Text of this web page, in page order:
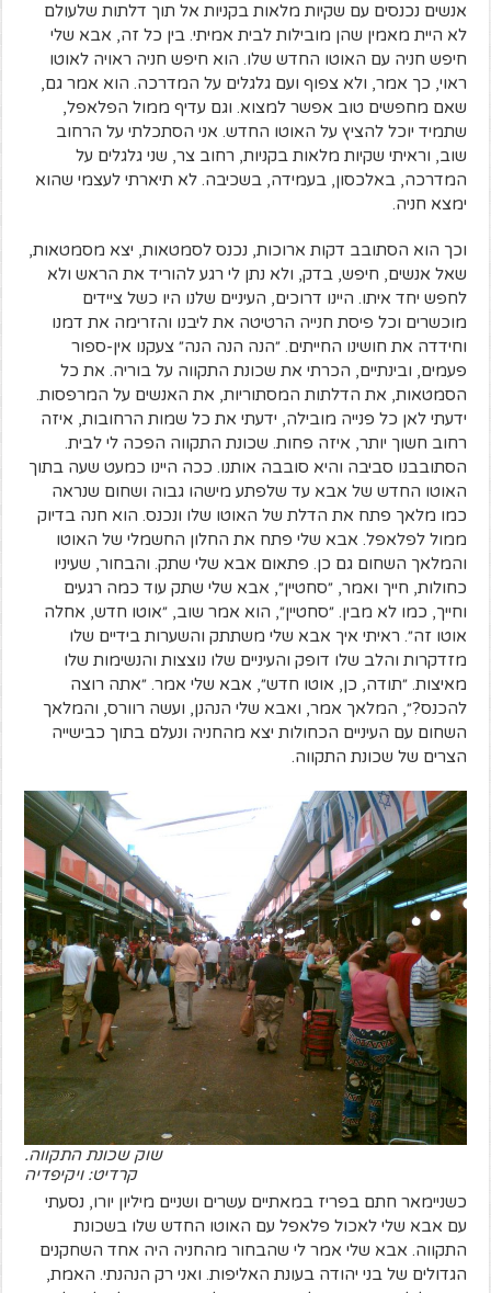
אנשים נכנסים עם שקיות מלאות בקניות אל תוך דלתות שלעולם
לא היית מאמין שהן מובילות לבית אמיתי. בין כל זה, אבא שלי
חיפש חניה עם האוטו החדש שלו. הוא חיפש חניה ראויה לאוטו
ראוי, כך אמר, ולא צפוף ועם גלגלים על המדרכה. הוא אמר גם,
שאם מחפשים טוב אפשר למצוא. וגם עדיף ממול הפלאפל,
שתמיד יוכל להציץ על האוטו החדש. אני הסתכלתי על הרחוב
שוב, וראיתי שקיות מלאות בקניות, רחוב צר, שני גלגלים על
המדרכה, באלכסון, בעמידה, בשכיבה. לא תיארתי לעצמי שהוא
ימצא חניה.
וכך הוא הסתובב דקות ארוכות, נכנס לסמטאות, יצא מסמטאות,
שאל אנשים, חיפש, בדק, ולא נתן לי רגע להוריד את הראש ולא
לחפש יחד איתו. היינו דרוכים, העיניים שלנו היו כשל ציידים
מוכשרים וכל פיסת חנייה הרטיטה את ליבנו והזרימה את דמנו
וחידדה את חושינו החייתים. ״הנה הנה הנה״ צעקנו אין-ספור
פעמים, ובינתיים, הכרתי את שכונת התקווה על בוריה. את כל
הסמטאות, את הדלתות המסתוריות, את האנשים על המרפסות.
ידעתי לאן כל פנייה מובילה, ידעתי את כל שמות הרחובות, איזה
רחוב חשוך יותר, איזה פחות. שכונת התקווה הפכה לי לבית.
הסתובבנו סביבה והיא סובבה אותנו. ככה היינו כמעט שעה בתוך
האוטו החדש של אבא עד שלפתע מישהו גבוה ושחום שנראה
כמו מלאך פתח את הדלת של האוטו שלו ונכנס. הוא חנה בדיוק
ממול לפלאפל. אבא שלי פתח את החלון החשמלי של האוטו
והמלאך השחום גם כן. פתאום אבא שלי שתק. והבחור, שעיניו
כחולות, חייך ואמר, ״סחטיין״, אבא שלי שתק עוד כמה רגעים
וחייך, כמו לא מבין. ״סחטיין״, הוא אמר שוב, ״אוטו חדש, אחלה
אוטו זה״. ראיתי איך אבא שלי משתתק והשערות בידיים שלו
מזדקרות והלב שלו דופק והעיניים שלו נוצצות והנשימות שלו
מאיצות. ״תודה, כן, אוטו חדש״, אבא שלי אמר. ״אתה רוצה
להכנס?״, המלאך אמר, ואבא שלי הנהנן, ועשה רוורס, והמלאך
השחום עם העיניים הכחולות יצא מהחניה ונעלם בתוך כבישייה
הצרים של שכונת התקווה.
שוק שכונת התקווה.
קרדיט: ויקיפדיה
כשניימאר חתם בפריז במאתיים עשרים ושניים מיליון יורו, נסעתי
עם אבא שלי לאכול פלאפל עם האוטו החדש שלו בשכונת
התקווה. אבא שלי אמר לי שהבחור מהחניה היה אחד השחקנים
הגדולים של בני יהודה בעונת האליפות. ואני רק הנהנתי. האמת,